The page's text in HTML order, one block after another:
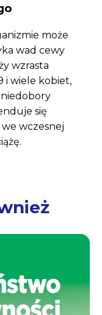
może
wad cewy
wzrasta
i wiele kobiet,
się
wczesnej